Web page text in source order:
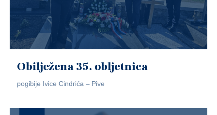
Obilježena 35. obljetnica
pogibije Ivice Cindrića – Pive